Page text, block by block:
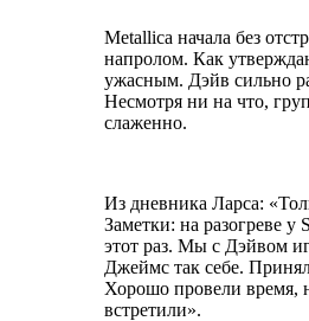
Metallica начала без
напролом. Как
ужасным. Дэйв сильно
Несмотря ни на что,
слаженно.
Из дневника Ларса:
Заметки: на разогреве
этот раз. Мы с Дэйвом
Джеймс так себе.
Хорошо провели время,
встретили».